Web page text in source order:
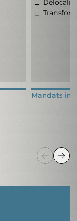
Mandats